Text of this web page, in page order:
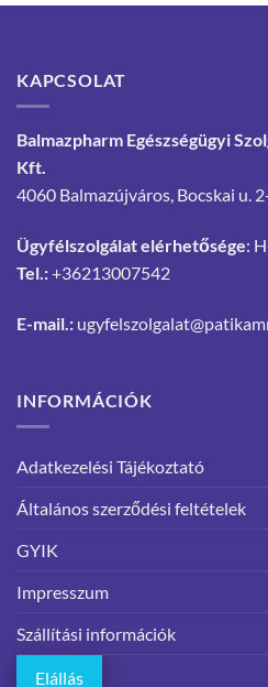
KAPCSOLAT
Balmazpharm Egészségügyi
Kft.
4060 Balmazújváros, Bocskai u.
Ügyfélszolgálat elérhetősége:
Tel.:+36213007542
E-mail.:
INFORMÁCIÓK
Adatkezelési Tájékoztató
Általános szerződési feltételek
GYIK
Impresszum
Szállítási információk
Elállás